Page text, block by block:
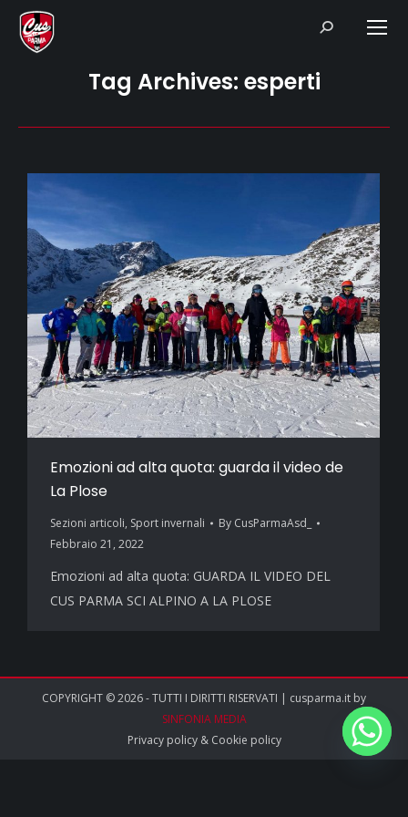
Search:
Tag Archives: esperti
Emozioni ad alta quota: guarda il video de
La Plose
Sezioni articoli, Sport invernali By CusParmaAsd_
Febbraio 21, 2022
Emozioni ad alta quota: GUARDA IL VIDEO DEL
CUS PARMA SCI ALPINO A LA PLOSE
COPYRIGHT © 2026 - TUTTI I DIRITTI RISERVATI | cusparma.it by
SINFONIA MEDIA
Privacy policy& Cookie policy